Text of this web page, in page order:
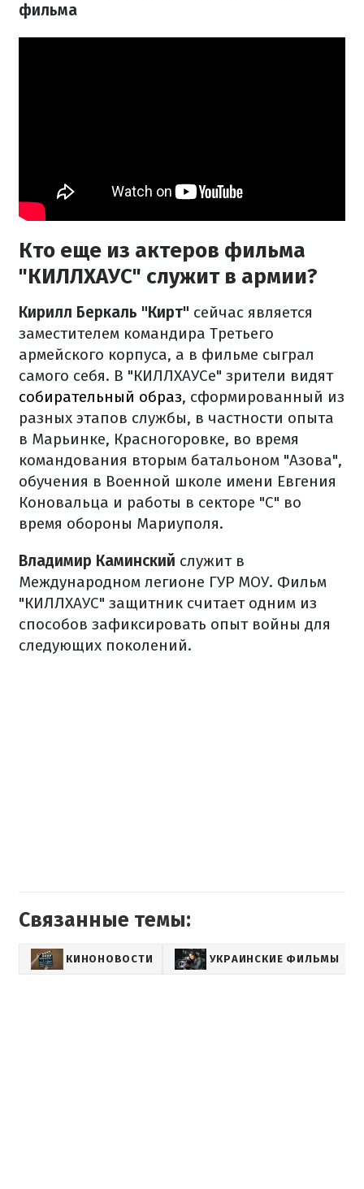
фильма
Кто еще из актеров фильма
"КИЛЛХАУС" служит в армии?
Кирилл Беркаль "Кирт" сейчас является
заместителем командира Третьего
армейского корпуса, а в фильме сыграл
самого себя. В "КИЛЛХАУСе" зрители видят
собирательный образ, сформированный из
разных этапов службы, в частности опыта
в Марьинке, Красногоровке, во время
командования вторым батальоном "Азова",
обучения в Военной школе имени Евгения
Коновальца и работы в секторе "С" во
время обороны Мариуполя.
Владимир Каминский служит в
Международном легионе ГУР МОУ. Фильм
"КИЛЛХАУС" защитник считает одним из
способов зафиксировать опыт войны для
следующих поколений.
Связанные темы:
КИНОНОВОСТИ УКРАИНСКИЕ ФИЛЬМЫ